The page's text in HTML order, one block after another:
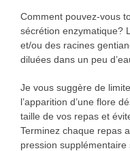
Comment pouvez-vous
sécrétion enzymatique?
et/ou des racines
diluées dans un peu
Je vous suggère de
l’apparition d’une flore
taille de vos repas et
Terminez chaque repas
pression supplémentaire